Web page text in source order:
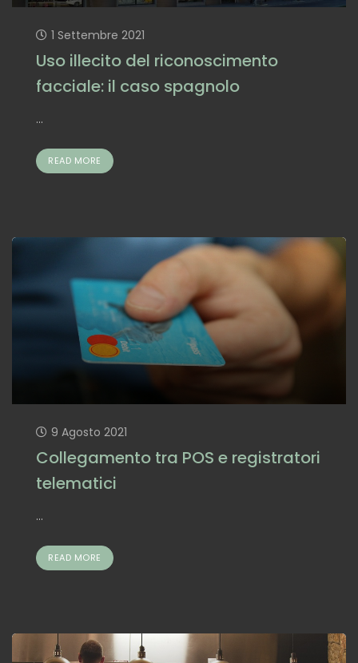
1 Settembre 2021
Uso illecito del riconoscimento
facciale: il caso spagnolo
...
READ MORE
9 Agosto 2021
Collegamento tra POS e registratori
telematici
...
READ MORE